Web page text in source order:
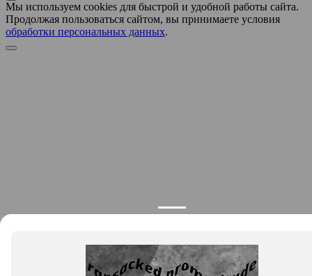
Мы используем cookies для быстрой и удобной работы сайта.
Продолжая пользоваться сайтом, вы принимаете условия
обработки персональных данных.